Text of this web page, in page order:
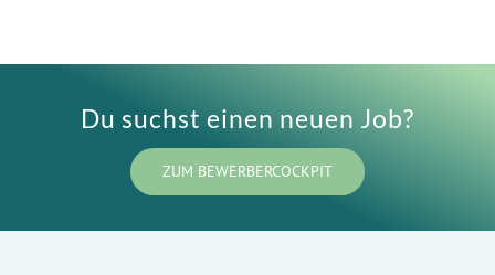
Du suchst einen neuen Job?
ZUM BEWERBERCOCKPIT